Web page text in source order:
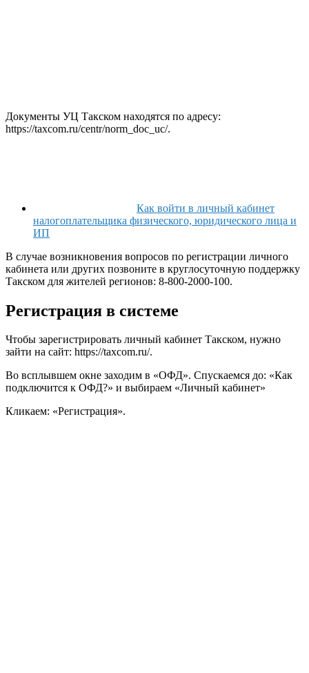
Документы УЦ Такском находятся по адресу:
https://taxcom.ru/centr/norm_doc_uc/.
Как войти в личный кабинет
налогоплательщика физического, юридического лица и
ИП
В случае возникновения вопросов по регистрации личного
кабинета или других позвоните в круглосуточную поддержку
Такском для жителей регионов: 8-800-2000-100.
Регистрация в системе
Чтобы зарегистрировать личный кабинет Такском, нужно
зайти на сайт: https://taxcom.ru/.
Во всплывшем окне заходим в «ОФД». Спускаемся до: «Как
подключится к ОФД?» и выбираем «Личный кабинет»
Кликаем: «Регистрация».